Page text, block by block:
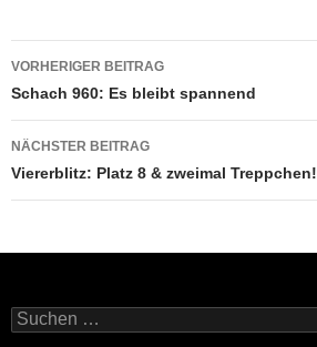
Beitragsnavigation
VORHERIGER BEITRAG
Schach 960: Es bleibt spannend
NÄCHSTER BEITRAG
Viererblitz: Platz 8 & zweimal Treppchen!
Suchen
nach: